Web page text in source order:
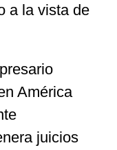
a la vista de
América
juicios